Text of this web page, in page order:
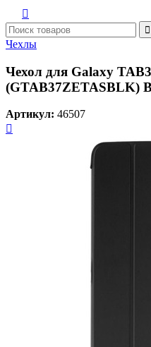


Чехлы
Чехол для Galaxy
(GTAB37ZETASBLK)
Артикул: 46507
